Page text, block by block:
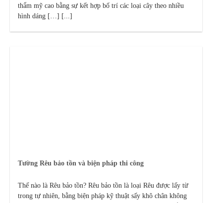
thẩm mỹ cao bằng sự kết hợp bố trí các loại cây theo nhiều
hình dáng […] [...]
Tường Rêu bảo tồn và biện pháp thi công
Thế nào là Rêu bảo tồn? Rêu bảo tồn là loại Rêu được lấy từ
trong tự nhiên, bằng biện pháp kỹ thuật sấy khô chân không